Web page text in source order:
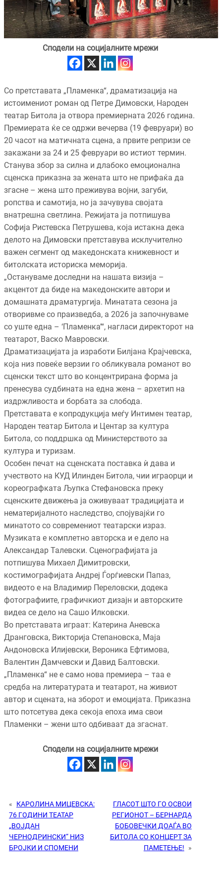
Сподели на социјалните мрежи
Со претставата „Пламенка“, драматизација на
истоимениот роман од Петре Димовски, Народен
театар Битола ја отвора премиерната 2026 година.
Премиерата ќе се одржи вечерва (19 февруари) во
20 часот на матичната сцена, а првите репризи се
закажани за 24 и 25 февруари во истиот термин.
Станува збор за силна и длабоко емоционална
сценска приказна за жената што не прифаќа да
згасне – жена што преживува војни, загуби,
ропства и самотија, но ја зачувува својата
внатрешна светлина. Режијата ја потпишува
Софија Ристевска Петрушева, која истакна дека
делото на Димовски претставува исклучително
важен сегмент од македонската книжевност и
битолската историска меморија.
„Остануваме доследни на нашата визија –
акцентот да биде на македонските автори и
домашната драматургија. Минатата сезона ја
отворивме со праизведба, а 2026 ја започнуваме
со уште една – ‘Пламенка’“, нагласи директорот на
театарот, Васко Мавровски.
Драматизацијата ја изработи Билјана Крајчевска,
која низ повеќе верзии го обликувала романот во
сценски текст што во концентрирана форма ја
пренесува судбината на една жена – архетип на
издржливоста и борбата за слобода.
Претставата е копродукција меѓу Интимен театар,
Народен театар Битола и Центар за култура
Битола, со поддршка од Министерството за
култура и туризам.
Особен печат на сценската поставка ѝ дава и
учеството на КУД Илинден Битола, чии играорци и
кореографката Љупка Стефановска преку
сценските движења ја оживуваат традицијата и
нематеријалното наследство, спојувајќи го
минатото со современиот театарски израз.
Музиката е комплетно авторска и е дело на
Александар Талевски. Сценографијата ја
потпишува Михаел Димитровски,
костимографијата Андреј Ѓорѓиевски Папаз,
видеото е на Владимир Переловски, додека
фотографиите, графичкиот дизајн и авторските
видеа се дело на Сашо Илковски.
Во претставата играат: Катерина Аневска
Дранговска, Викторија Степановска, Маја
Андоновска Илијевски, Вероника Ефтимова,
Валентин Дамчевски и Давид Балтовски.
„Пламенка“ не е само нова премиера – таа е
средба на литературата и театарот, на живиот
автор и сцената, на зборот и емоцијата. Приказна
што потсетува дека секоја епоха има свои
Пламенки – жени што одбиваат да згаснат.
Сподели на социјалните мрежи
«
КАРОЛИНА МИЦЕВСКА:
76 ГОДИНИ ТЕАТАР
„ВОЈДАН
ЧЕРНОДРИНСКИ“ НИЗ
БРОЈКИ И СПОМЕНИ
ГЛАСОТ ШТО ГО ОСВОИ
РЕГИОНОТ – БЕРНАРДА
БОБОВЕЧКИ ДОАЃА ВО
БИТОЛА СО КОНЦЕРТ ЗА
ПАМЕТЕЊЕ!
»